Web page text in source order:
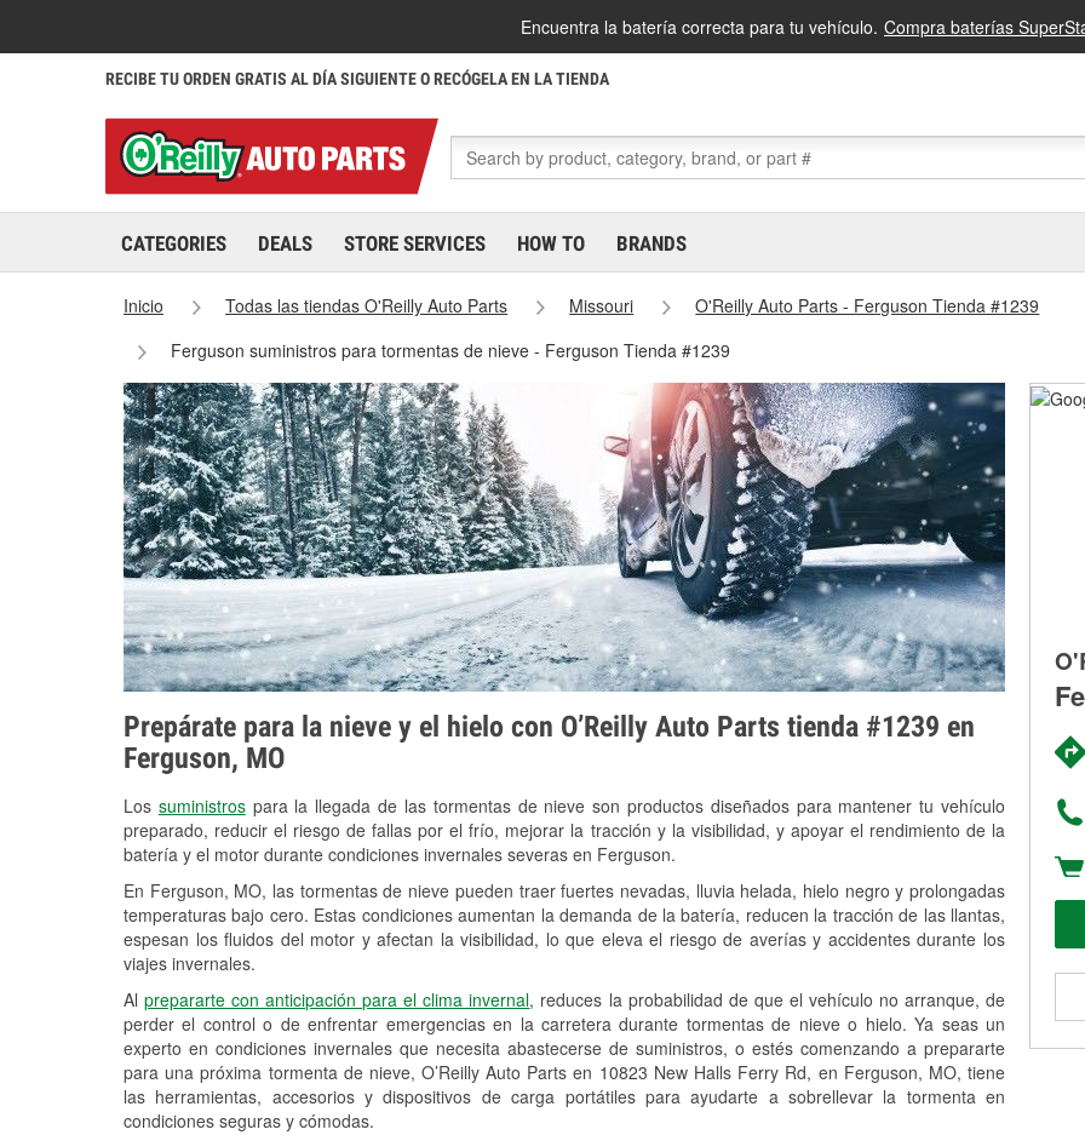
Encuentra la batería correcta para tu vehículo. Compra baterías
RECIBE TU ORDEN GRATIS AL DÍA SIGUIENTE O RECÓGELA EN LA TIENDA
CATEGORIES DEALS STORE SERVICES HOW TO BRANDS
Inicio Todas las tiendas O'Reilly Auto Parts Missouri
O'Reilly Auto Parts - Ferguson Tienda #1239
Ferguson suministros para tormentas de nieve - Ferguson Tienda #1239
Prepárate para la nieve y el hielo con O’Reilly Auto Parts tienda #1239 en
Ferguson, MO
Los suministrospara la llegada de las tormentas de nieve son productos diseñados para mantener tu vehículo
preparado, reducir el riesgo de fallas por el frío, mejorar la tracción y la visibilidad, y apoyar el rendimiento de la
batería y el motor durante condiciones invernales severas en Ferguson.
En Ferguson, MO, las tormentas de nieve pueden traer fuertes nevadas, lluvia helada, hielo negro y prolongadas
temperaturas bajo cero. Estas condiciones aumentan la demanda de la batería, reducen la tracción de las llantas,
espesan los fluidos del motor y afectan la visibilidad, lo que eleva el riesgo de averías y accidentes durante los
viajes invernales.
Alprepararte con anticipación para el clima invernal, reduces la probabilidad de que el vehículo no arranque, de
perder el control o de enfrentar emergencias en la carretera durante tormentas de nieve o hielo. Ya seas un
experto en condiciones invernales que necesita abastecerse de suministros, o estés comenzando a prepararte
para una próxima tormenta de nieve, O’Reilly Auto Parts en 10823 New Halls Ferry Rd, en Ferguson, MO, tiene
las herramientas, accesorios y dispositivos de carga portátiles para ayudarte a sobrellevar la tormenta en
condiciones seguras y cómodas.